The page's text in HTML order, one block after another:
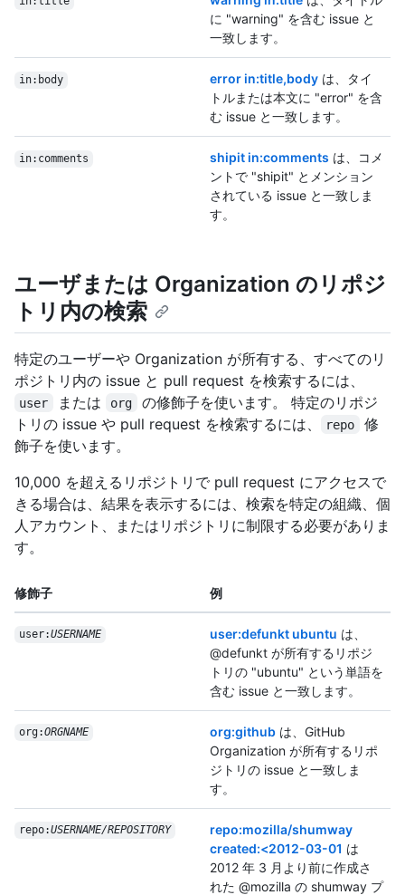
に "warning" を含む issue と
一致します。
in:body error in:title,body は、タイ
トルまたは本文に "error" を含
む issue と一致します。
in:comments shipit in:comments は、コメ
ントで "shipit" とメンション
されている issue と一致しま
す。
ユーザまたは Organization のリポジ
トリ内の検索
特定のユーザーや Organization が所有する、すべてのリ
ポジトリ内の issue と pull request を検索するには、
user または org
の修飾子を使います。 特定のリポジ
トリの issue や pull request を検索するには、
repo
修
飾子を使います。
10,000 を超えるリポジトリで pull request にアクセスで
きる場合は、結果を表示するには、検索を特定の組織、個
人アカウント、またはリポジトリに制限する必要がありま
す。
修飾子 例
user:USERNAME user:defunkt ubuntu は、
@defunkt が所有するリポジ
トリの "ubuntu" という単語を
含む issue と一致します。
org:ORGNAME org:github は、GitHub
Organization が所有するリポ
ジトリの issue と一致しま
す。
repo:USERNAME/REPOSITORY
repo:mozilla/shumway
created:<2012-03-01 は
2012 年 3 月より前に作成さ
れた @mozilla の shumway プ